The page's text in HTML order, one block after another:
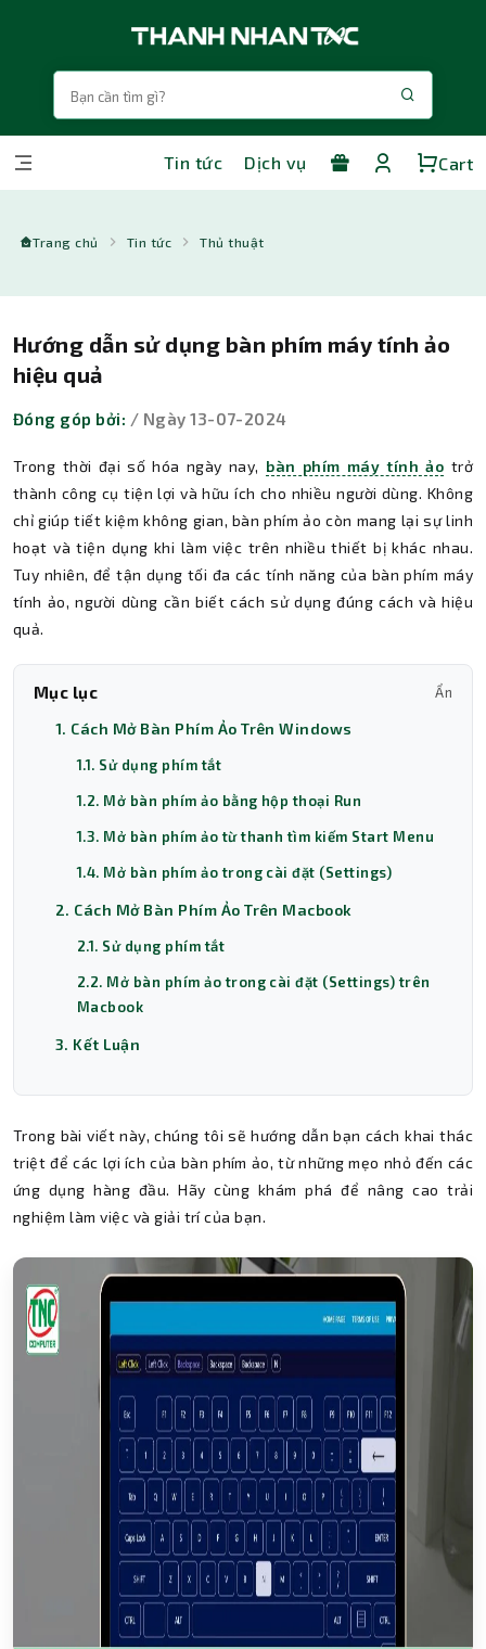
Tin tức Dịch vụ Cart
Trang chủ Tin tức Thủ thuật
Hướng dẫn sử dụng bàn phím máy tính ảo
hiệu quả
Đóng góp bởi: / Ngày 13-07-2024
Trong thời đại số hóa ngày nay, bàn phím máy tính ảo trở
thành công cụ tiện lợi và hữu ích cho nhiều người dùng. Không
chỉ giúp tiết kiệm không gian, bàn phím ảo còn mang lại sự linh
hoạt và tiện dụng khi làm việc trên nhiều thiết bị khác nhau.
Tuy nhiên, để tận dụng tối đa các tính năng của bàn phím máy
tính ảo, người dùng cần biết cách sử dụng đúng cách và hiệu
quả.
Mục lục Ẩn
1. Cách Mở Bàn Phím Ảo Trên Windows
1.1. Sử dụng phím tắt
1.2. Mở bàn phím ảo bằng hộp thoại Run
1.3. Mở bàn phím ảo từ thanh tìm kiếm Start Menu
1.4. Mở bàn phím ảo trong cài đặt (Settings)
2. Cách Mở Bàn Phím Ảo Trên Macbook
2.1. Sử dụng phím tắt
2.2. Mở bàn phím ảo trong cài đặt (Settings) trên
Macbook
3. Kết Luận
Trong bài viết này, chúng tôi sẽ hướng dẫn bạn cách khai thác
triệt để các lợi ích của bàn phím ảo, từ những mẹo nhỏ đến các
ứng dụng hàng đầu. Hãy cùng khám phá để nâng cao trải
nghiệm làm việc và giải trí của bạn.